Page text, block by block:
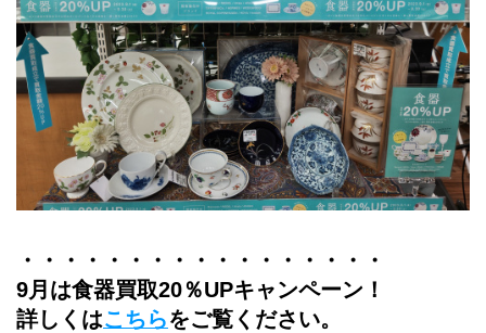
・・・・・・・・・・・・・・・・・
9月は食器買取20％UPキャンペーン！
詳しくはこちらをご覧ください。